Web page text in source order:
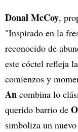
Donal McCoy,
"Inspirado en la
reconocido de
este cóctel refleja
comienzos y
An combina lo
querido barrio de
simboliza un